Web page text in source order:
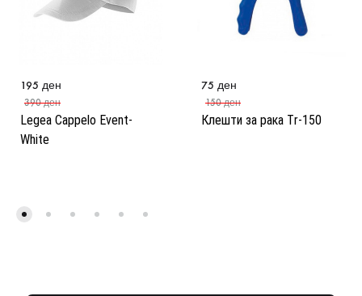
Legea Cappelo Event-
White
195 ден
390ден
Клешти за рака Тr-150
75 ден
150ден